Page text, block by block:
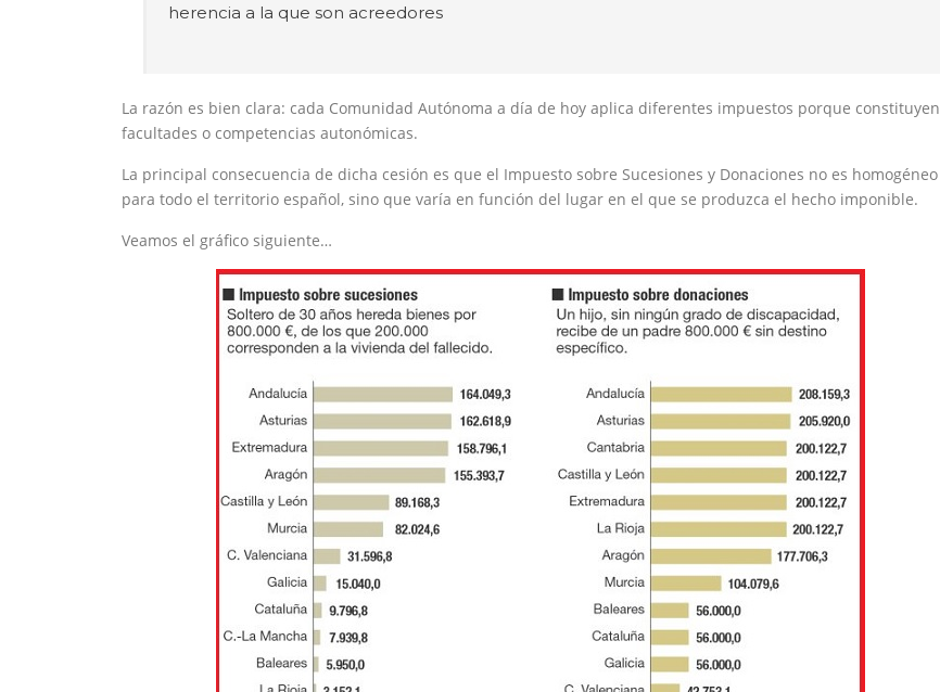
herencia a la que son acreedores
La razón es bien clara: cada Comunidad Autónoma a día de hoy aplica diferentes impuestos porque constituyen
facultades o competencias autonómicas.
La principal consecuencia de dicha cesión es que el Impuesto sobre Sucesiones y Donaciones no es homogéneo
para todo el territorio español, sino que varía en función del lugar en el que se produzca el hecho imponible.
Veamos el gráfico siguiente…